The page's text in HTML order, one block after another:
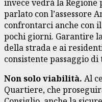
invece vedrà la
parlato con l’assessore
confrontarci anche con
pochi giorni. Garantire
della strada e ai
consistente passaggio
Non solo viabilità. Al
Quartiere, che